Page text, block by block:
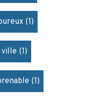
(1)
(1)
(1)